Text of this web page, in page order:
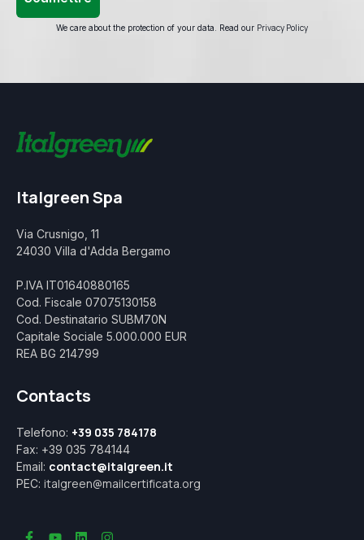
We care about the protection of your data. Read our Privacy Policy
Italgreen Spa
Via Crusnigo, 11
24030 Villa d'Adda Bergamo
P.IVA IT01640880165
Cod. Fiscale 07075130158
Cod. Destinatario SUBM70N
Capitale Sociale 5.000.000 EUR
REA BG 214799
Contacts
Telefono: +39 035 784178
Fax: +39 035 784144
Email: contact@italgreen.it
PEC: italgreen@mailcertificata.org